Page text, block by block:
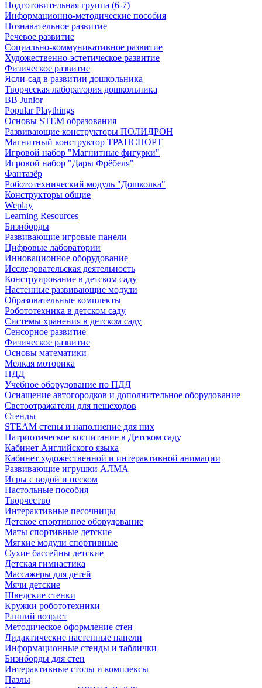
Подготовительная группа (6-7)
Информационно-методические пособия
Познавательное развитие
Речевое развитие
Социально-коммуникативное развитие
Художественно-эстетическое развитие
Физическое развитие
Ясли-сад в развитии дошкольника
Творческая лаборатория дошкольника
BB Junior
Popular Playthings
Основы STEM образования
Развивающие конструкторы ПОЛИДРОН
Магнитный конструктор ТРАНСПОРТ
Игровой набор "Магнитные фигурки"
Игровой набор "Дары Фрёбеля"
Фантазёр
Робототехнический модуль "Дошколка"
Конструкторы общие
Weplay
Learning Resources
Бизиборды
Развивающие игровые панели
Цифровые лаборатории
Инновационное оборудование
Исследовательская деятельность
Конструирование в детском саду
Настенные развивающие модули
Образовательные комплекты
Робототехника в детском саду
Системы хранения в детском саду
Сенсорное развитие
Физическое развитие
Основы математики
Мелкая моторика
ПДД
Учебное оборудование по ПДД
Оснащение автогородков и дополнительное оборудование
Светоотражатели для пешеходов
Стенды
STEAM стены и наполнение для них
Патриотическое воспитание в Детском саду
Кабинет Английского языка
Кабинет художественной и интерактивной анимации
Развивающие игрушки АЛМА
Игры с водой и песком
Настольные пособия
Творчество
Интерактивные песочницы
Детское спортивное оборудование
Маты спортивные детские
Мягкие модули спортивные
Сухие бассейны детские
Детская гимнастика
Массажеры для детей
Мячи детские
Шведские стенки
Кружки робототехники
Ранний возраст
Методическое оформление стен
Дидактические настенные панели
Информационные стенды и таблички
Бизиборды для стен
Интерактивные столы и комплексы
Пазлы